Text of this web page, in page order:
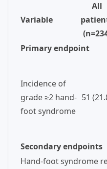
Variable
All
Primary endpoint
Incidence of
grade ≥2 hand-
foot syndrome
51
Secondary endpoints
Hand-foot syndrome